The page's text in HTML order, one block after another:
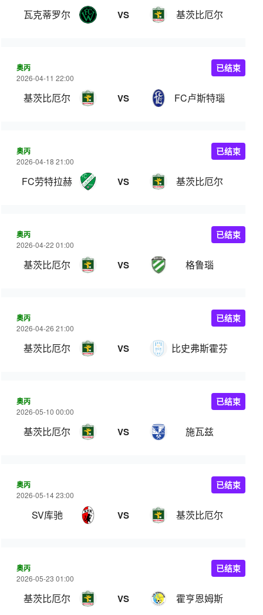
瓦克蒂罗尔 VS 基茨比厄尔
奥丙
2026-04-11 22:00
基茨比厄尔 VS FC卢斯特瑙
已结束
奥丙
2026-04-18 21:00
FC劳特拉赫 VS 基茨比厄尔
已结束
奥丙
2026-04-22 01:00
基茨比厄尔 VS 格鲁瑙
已结束
奥丙
2026-04-26 21:00
基茨比厄尔 VS 比史弗斯霍芬
已结束
奥丙
2026-05-10 00:00
基茨比厄尔 VS 施瓦兹
已结束
奥丙
2026-05-14 23:00
SV库驰 VS 基茨比厄尔
已结束
奥丙
2026-05-23 01:00
基茨比厄尔 VS 霍亨恩姆斯
已结束